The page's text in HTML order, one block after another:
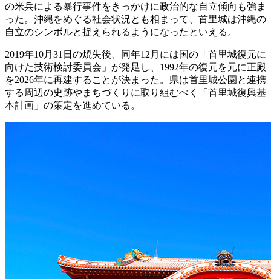
の米兵による暴行事件をきっかけに政治的な自立傾向も強ま
った。沖縄をめぐる社会状況とも相まって、首里城は沖縄の
自立のシンボルと捉えられるようになったといえる。
2019年10月31日の焼失後、同年12月には国の「首里城復元に
向けた技術検討委員会」が発足し、1992年の復元を元に正殿
を2026年に再建することが決まった。県は首里城公園と連携
する周辺の史跡やまちづくりに取り組むべく「首里城復興基
本計画」の策定を進めている。